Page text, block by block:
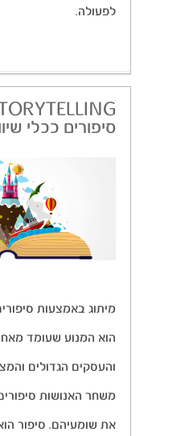
לפעולה.
סיפורים ככלי
הוא המנוע שעומד
והעסקים הגדולים
משחר האנושות
את שומעיהם. סיפור